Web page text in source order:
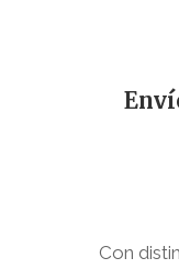
Con